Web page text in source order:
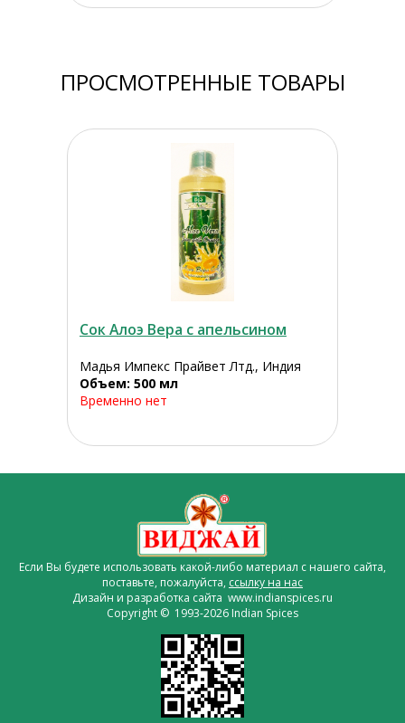
ПРОСМОТРЕННЫЕ ТОВАРЫ
Сок Алоэ Вера с апельсином
Мадья Импекс Прайвет Лтд., Индия
Объем: 500 мл
Временно нет
Если Вы будете использовать какой-либо материал с нашего сайта,
поставьте, пожалуйста, ссылку на нас
Дизайн и разработка сайта www.indianspices.ru
Copyright © 1993-2026 Indian Spices